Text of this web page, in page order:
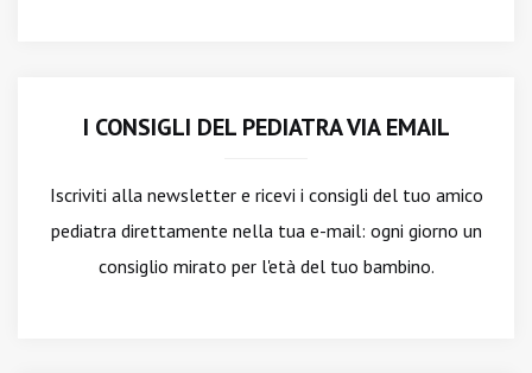
I CONSIGLI DEL PEDIATRA VIA EMAIL
Iscriviti alla newslettere ricevi i consigli del tuo amico
pediatra direttamente nella tua e-mail: ogni giorno un
consiglio mirato per l'età del tuo bambino.